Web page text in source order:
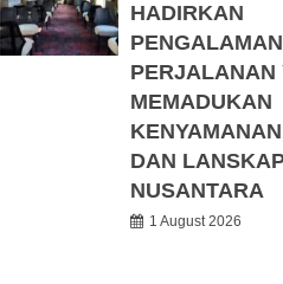
HADIRKAN
PENGALAMAN
PERJALANAN
MEMADUKAN
DAN
NUSANTARA
1 August 2026